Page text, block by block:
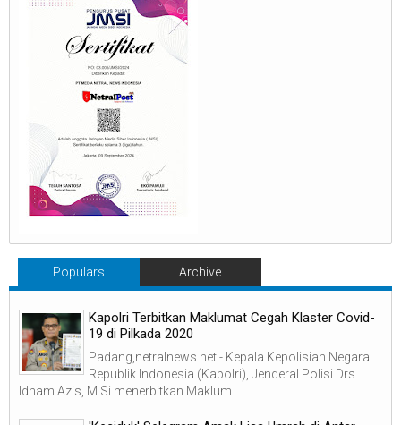
Populars Archive
Kapolri Terbitkan Maklumat Cegah Klaster Covid-
19 di Pilkada 2020
Padang,netralnews.net - Kepala Kepolisian Negara
Republik Indonesia (Kapolri), Jenderal Polisi Drs.
Idham Azis, M.Si menerbitkan Maklum...